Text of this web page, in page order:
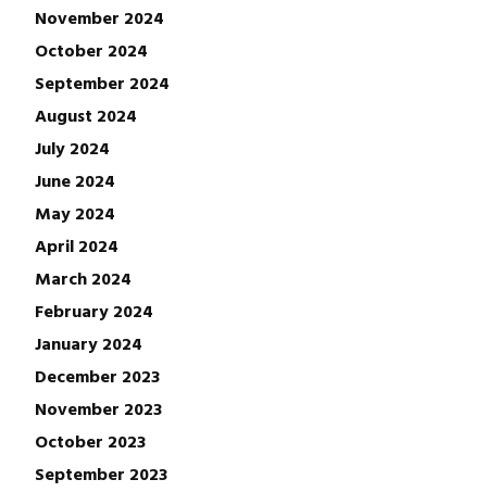
November 2024
October 2024
September 2024
August 2024
July 2024
June 2024
May 2024
April 2024
March 2024
February 2024
January 2024
December 2023
November 2023
October 2023
September 2023